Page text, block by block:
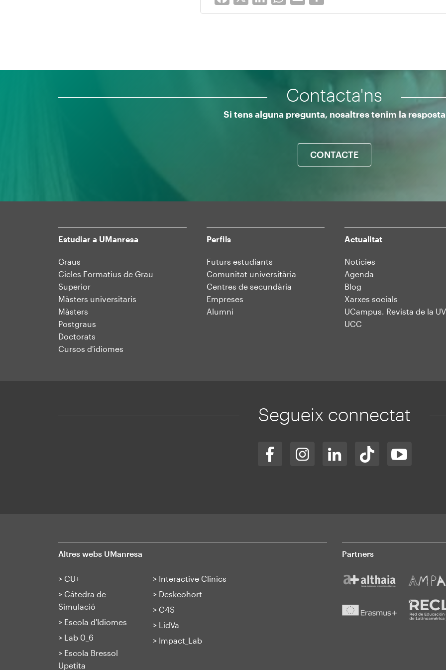
Contacta'ns
Si tens alguna pregunta, nosaltres tenim la resposta
CONTACTE
Mapa
web
Estudiar a UManresa
Graus
Cicles Formatius de Grau
Superior
Màsters universitaris
Màsters
Postgraus
Doctorats
Cursos d'idiomes
Perfils
Futurs estudiants
Comunitat universitària
Centres de secundària
Empreses
Alumni
Actualitat
Notícies
Agenda
Blog
Xarxes socials
UCampus. Revista de la
UCC
Segueix connectat
Altres webs UManresa
> CU+
> Cátedra de
Simulació
> Escola d'Idiomes
> Lab 0_6
> Escola Bressol
Upetita
> Interactive Clinics
> Deskcohort
> C4S
> LidVa
> Impact_Lab
Partners